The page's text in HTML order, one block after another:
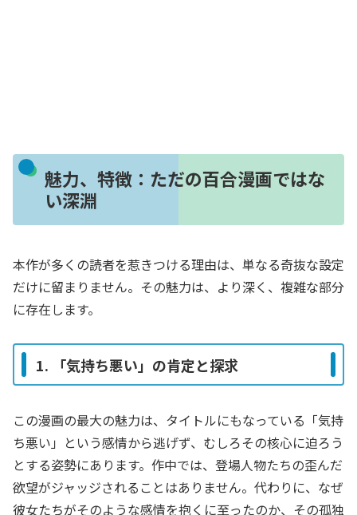
魅力、特徴：ただの百合漫画ではな
い深淵
本作が多くの読者を惹きつける理由は、単なる奇抜な設定
だけに留まりません。その魅力は、より深く、複雑な部分
に存在します。
1. 「気持ち悪い」の肯定と探求
この漫画の最大の魅力は、タイトルにもなっている「気持
ち悪い」という感情から逃げず、むしろその核心に迫ろう
とする姿勢にあります。作中では、登場人物たちの歪んだ
欲望がジャッジされることはありません。代わりに、なぜ
彼女たちがそのような感情を抱くに至ったのか、その孤独